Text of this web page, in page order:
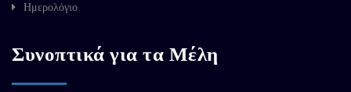
Ημερολόγιο
Συνοπτικά για τα Μέλη